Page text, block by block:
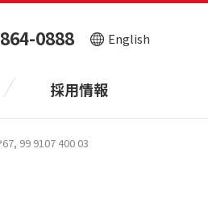
0888 English
採用情報
99 9107 400 03